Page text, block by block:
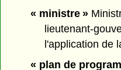
« ministre »
lieutenant-
l'application de
« plan de